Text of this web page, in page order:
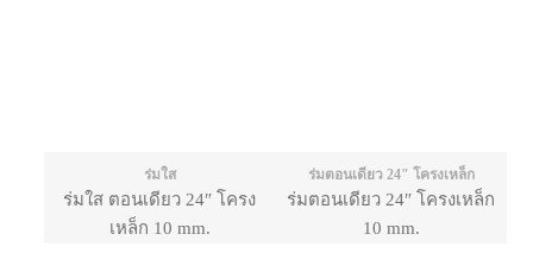
ร่มใส
ร่มใส ตอนเดียว 24″ โครง
เหล็ก 10 mm.
ร่มตอนเดียว 24" โครงเหล็ก
ร่มตอนเดียว 24″ โครงเหล็ก
10 mm.